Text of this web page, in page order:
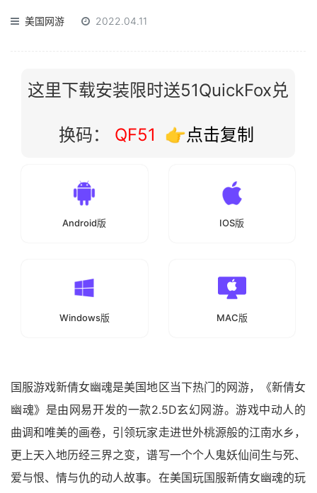
美国网游 2022.04.11
这里下载安装限时送51QuickFox兑
换码： QF51 👉点击复制
Android版 IOS版
Windows版 MAC版
国服游戏新倩女幽魂是美国地区当下热门的网游，《新倩女
幽魂》是由网易开发的一款2.5D玄幻网游。游戏中动人的
曲调和唯美的画卷，引领玩家走进世外桃源般的江南水乡，
更上天入地历经三界之变，谱写一个个人鬼妖仙间生与死、
爱与恨、情与仇的动人故事。在美国玩国服新倩女幽魂的玩